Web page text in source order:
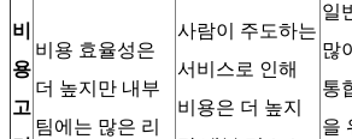
비
용
고
비용 효율성은
더 높지만 내부
팀에는 많은 리
사람이 주도하는
서비스로 인해
비용은 더 높지
일
많
통
을